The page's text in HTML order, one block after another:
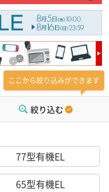
ここから絞り込みができます
絞り込む
77型有機EL
65型有機EL